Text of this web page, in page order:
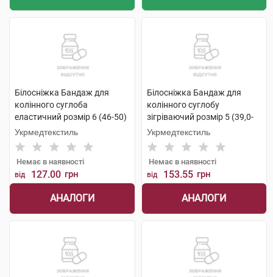
Білосніжка Бандаж для
колінного суглоба
еластичний розмір 6 (46-50)
1 шт
Укрмедтекстиль
Немає в наявності
від 127.00 грн
АНАЛОГИ
Білосніжка Бандаж для
колінного суглобу
зігріваючий розмір 5 (39,0-
41,5см) 1 шт
Укрмедтекстиль
Немає в наявності
від 153.55 грн
АНАЛОГИ